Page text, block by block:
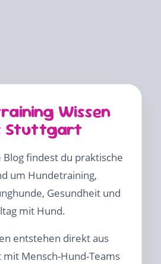
Wissen
Stuttgart
findest du praktische
um Hundetraining,
Gesundheit und
mit Hund.
entstehen direkt aus
Mensch-Hund-Teams